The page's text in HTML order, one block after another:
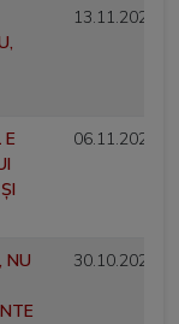
13.11.2025
E
06.11.2025
NU
30.10.2025